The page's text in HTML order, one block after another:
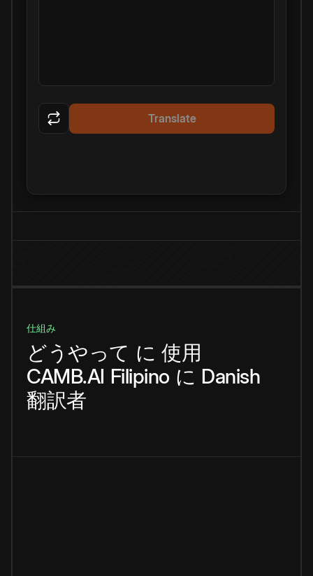
Translate
仕組み
どうやって に 使用
CAMB.AI Filipino に Danish
翻訳者